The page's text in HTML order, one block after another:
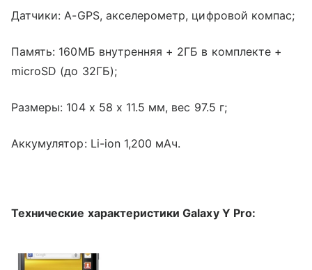
Датчики: A-GPS, акселерометр, цифровой компас;
Память: 160MБ внутренняя + 2ГБ в комплекте +
microSD (до 32ГБ);
Размеры: 104 x 58 x 11.5 мм, вес 97.5 г;
Аккумулятор: Li-ion 1,200 мАч.
Технические характеристики Galaxy Y Pro: